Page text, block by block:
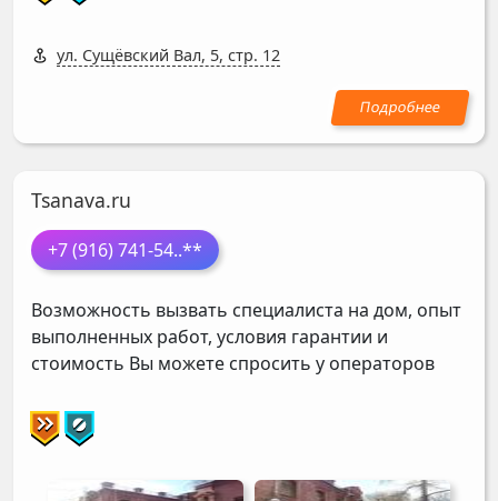
ул. Сущёвский Вал, 5, стр. 12
Tsanava.ru
+7 (916) 741-54..**
Возможность вызвать специалиста на дом, опыт
выполненных работ, условия гарантии и
стоимость Вы можете спросить у операторов